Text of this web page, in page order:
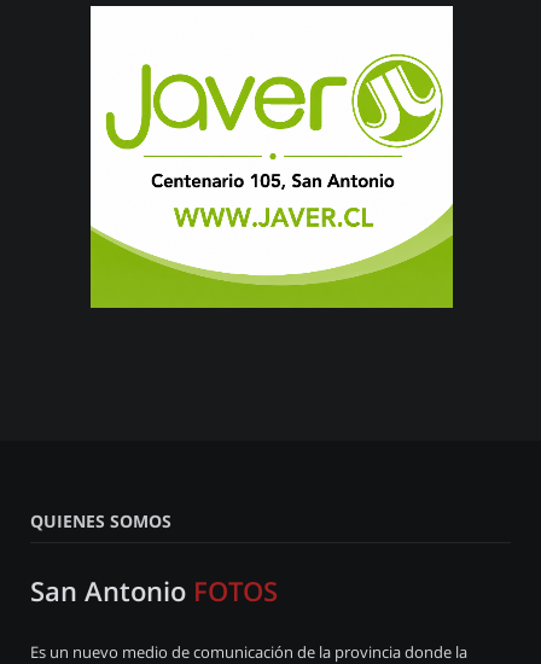
QUIENES SOMOS
San Antonio FOTOS
Es un nuevo medio de comunicación de la provincia donde la